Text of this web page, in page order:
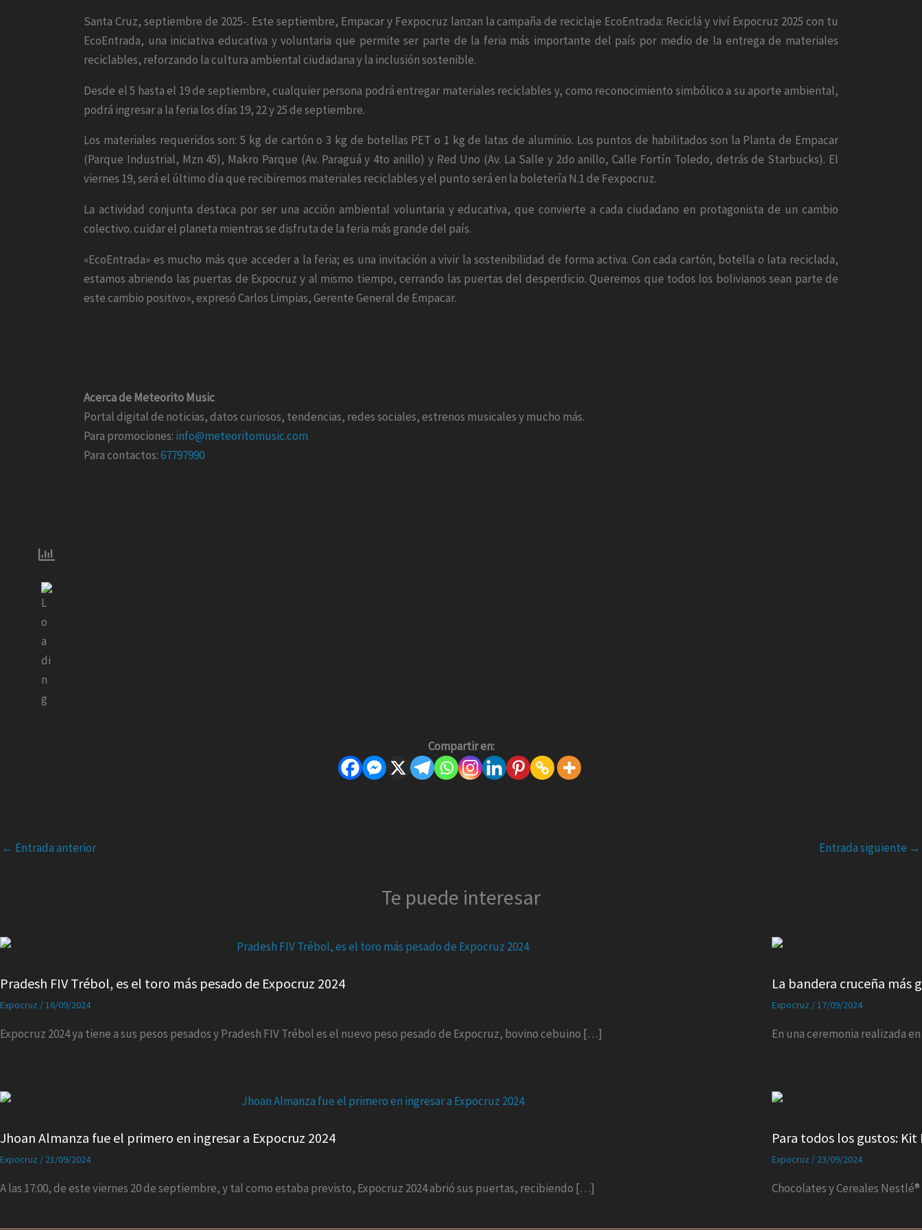
Santa Cruz, septiembre de 2025-. Este septiembre, Empacar y Fexpocruz lanzan la campaña de reciclaje EcoEntrada: Reciclá y viví Expocruz 2025 con tu
EcoEntrada, una iniciativa educativa y voluntaria que permite ser parte de la feria más importante del país por medio de la entrega de materiales
reciclables, reforzando la cultura ambiental ciudadana y la inclusión sostenible.
Desde el 5 hasta el 19 de septiembre, cualquier persona podrá entregar materiales reciclables y, como reconocimiento simbólico a su aporte ambiental,
podrá ingresar a la feria los días 19, 22 y 25 de septiembre.
Los materiales requeridos son: 5 kg de cartón o 3 kg de botellas PET o 1 kg de latas de aluminio. Los puntos de habilitados son la Planta de Empacar
(Parque Industrial, Mzn 45), Makro Parque (Av. Paraguá y 4to anillo) y Red Uno (Av. La Salle y 2do anillo, Calle Fortín Toledo, detrás de Starbucks). El
viernes 19, será el último día que recibiremos materiales reciclables y el punto será en la boletería N.1 de Fexpocruz.
La actividad conjunta destaca por ser una acción ambiental voluntaria y educativa, que convierte a cada ciudadano en protagonista de un cambio
colectivo. cuidar el planeta mientras se disfruta de la feria más grande del país.
«EcoEntrada» es mucho más que acceder a la feria; es una invitación a vivir la sostenibilidad de forma activa. Con cada cartón, botella o lata reciclada,
estamos abriendo las puertas de Expocruz y al mismo tiempo, cerrando las puertas del desperdicio. Queremos que todos los bolivianos sean parte de
este cambio positivo», expresó Carlos Limpias, Gerente General de Empacar.
Acerca de Meteorito Music
Portal digital de noticias, datos curiosos, tendencias, redes sociales, estrenos musicales y mucho más.
Para promociones: info@meteoritomusic.com
Para contactos:67797990
Compartir en:
← Entrada anterior Entrada siguiente →
Te puede interesar
Pradesh FIV Trébol, es el toro más pesado de Expocruz 2024
Expocruz /16/09/2024
Expocruz 2024 ya tiene a sus pesos pesados y Pradesh FIV Trébol es el nuevo peso pesado de Expocruz, bovino cebuino […]
La bandera cruceña más
Expocruz /17/09/2024
En una ceremonia realizada
Jhoan Almanza fue el primero en ingresar a Expocruz 2024
Expocruz / 21/09/2024
A las 17:00, de este viernes 20 de septiembre, y tal como estaba previsto, Expocruz 2024 abrió sus puertas, recibiendo […]
Para todos los gustos:
Expocruz / 23/09/2024
Chocolates y Cereales